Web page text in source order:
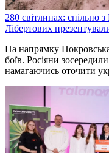
280 світлинах:
Лібертових
На напрямку
боїв. Росіяни
намагаючись оточити